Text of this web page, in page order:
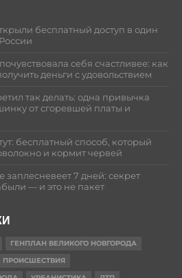
бесплатный доступ в один
себя счастливее: как
деньги с удовольствием
так делать: одна привычка
от сгоревшей платы и
бесплатный способ, который
и кормит червей
заплесневеет 7 дней: секрет
— и это не пакет
ГЕНПЛАН ВЕЛИКОГО НОВГОРОДА
ПРОИСШЕСТВИЯ